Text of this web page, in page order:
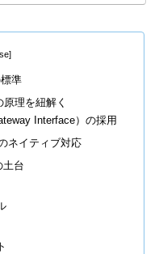
準
理を紐解く
Interface）の採用
ネイティブ対応
土台